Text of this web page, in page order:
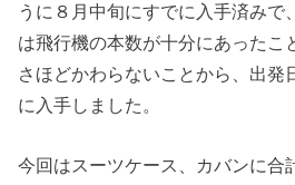
うに８月中旬にすでに入手済みで
は飛行機の本数が十分にあったこ
さほどかわらないことから、出発
に入手しました。
今回はスーツケース、カバンに合